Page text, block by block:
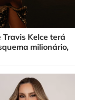
Kelce terá
milionário,